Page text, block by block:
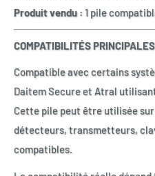
Produit vendu :1 pile
COMPATIBILITÉS PRINCIPALES
Compatible avec certains
Daitem Secure et Atral
Cette pile peut être utilisée
détecteurs, transmetteurs,
compatibles.